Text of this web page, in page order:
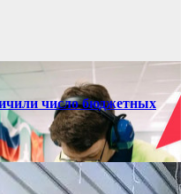
число бюджетных